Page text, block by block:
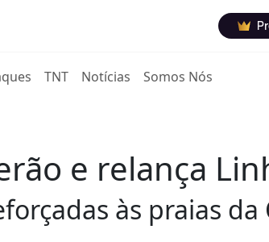
TNT Notícias Somos Nós
e relança
às praias da